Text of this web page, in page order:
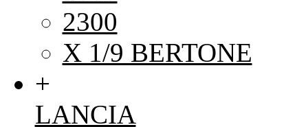
2300
X 1/9 BERTONE
+
LANCIA